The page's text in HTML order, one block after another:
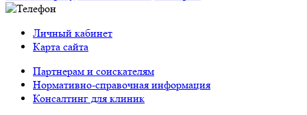
Личный кабинет
Карта сайта
Партнерам и соискателям
Нормативно-справочная информация
Консалтинг для клиник